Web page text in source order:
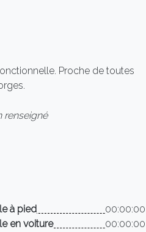
Proche de toutes
renseigné
à pied
00:00:00
en voiture
00:00:00